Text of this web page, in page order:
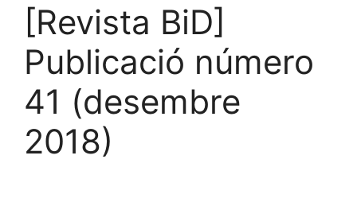
[Revista BiD]
Publicació número
41 (desembre
2018)